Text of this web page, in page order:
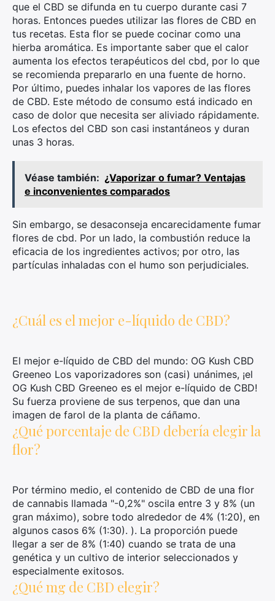
que el CBD se difunda en tu cuerpo durante casi 7
horas. Entonces puedes utilizar las flores de CBD en
tus recetas. Esta flor se puede cocinar como una
hierba aromática. Es importante saber que el calor
aumenta los efectos terapéuticos del cbd, por lo que
se recomienda prepararlo en una fuente de horno.
Por último, puedes inhalar los vapores de las flores
de CBD. Este método de consumo está indicado en
caso de dolor que necesita ser aliviado rápidamente.
Los efectos del CBD son casi instantáneos y duran
unas 3 horas.
Véase también: ¿Vaporizar o fumar? Ventajas
e inconvenientes comparados
Sin embargo, se desaconseja encarecidamente fumar
flores de cbd. Por un lado, la combustión reduce la
eficacia de los ingredientes activos; por otro, las
partículas inhaladas con el humo son perjudiciales.
¿Cuál es el mejor e-líquido de CBD?
El mejor e-líquido de CBD del mundo: OG Kush CBD
Greeneo Los vaporizadores son (casi) unánimes, ¡el
OG Kush CBD Greeneo es el mejor e-líquido de CBD!
Su fuerza proviene de sus terpenos, que dan una
imagen de farol de la planta de cáñamo.
¿Qué porcentaje de CBD debería elegir la
flor?
Por término medio, el contenido de CBD de una flor
de cannabis llamada "-0,2%" oscila entre 3 y 8% (un
gran máximo), sobre todo alrededor de 4% (1:20), en
algunos casos 6% (1:30). ). La proporción puede
llegar a ser de 8% (1:40) cuando se trata de una
genética y un cultivo de interior seleccionados y
especialmente exitosos.
¿Qué mg de CBD elegir?